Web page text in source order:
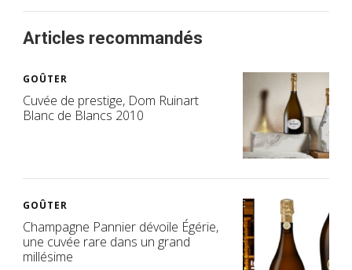
Articles recommandés
GOÛTER
Cuvée de prestige, Dom Ruinart
Blanc de Blancs 2010
GOÛTER
Champagne Pannier dévoile Égérie,
une cuvée rare dans un grand
millésime